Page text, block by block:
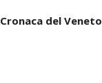
Cronaca del Veneto